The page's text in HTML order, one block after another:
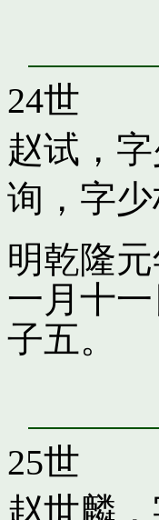
24世
赵试，
询，字
明乾隆
一月十
子五。
25世
赵世麟